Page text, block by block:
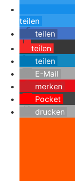
teilen
teilen
teilen
teilen
E-Mail
merken
Pocket
drucken